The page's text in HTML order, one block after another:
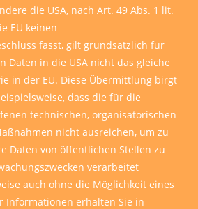
die USA, nach Art. 49 Abs. 1 lit.
EU keinen
fasst, gilt grundsätzlich für
Daten in die USA nicht das gleiche
in der EU. Diese Übermittlung birgt
dass die für die
technischen, organisatorischen
nicht ausreichen, um zu
Daten von öffentlichen Stellen zu
verarbeitet
auch ohne die Möglichkeit eines
Informationen erhalten Sie in